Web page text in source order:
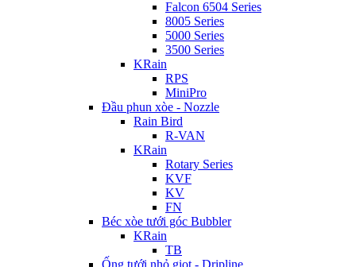
Falcon 6504 Series
8005 Series
5000 Series
3500 Series
KRain
RPS
MiniPro
Đầu phun xòe - Nozzle
Rain Bird
R-VAN
KRain
Rotary Series
KVF
KV
FN
Béc xòe tưới góc Bubbler
KRain
TB
Ống tưới nhỏ giọt - Dripline